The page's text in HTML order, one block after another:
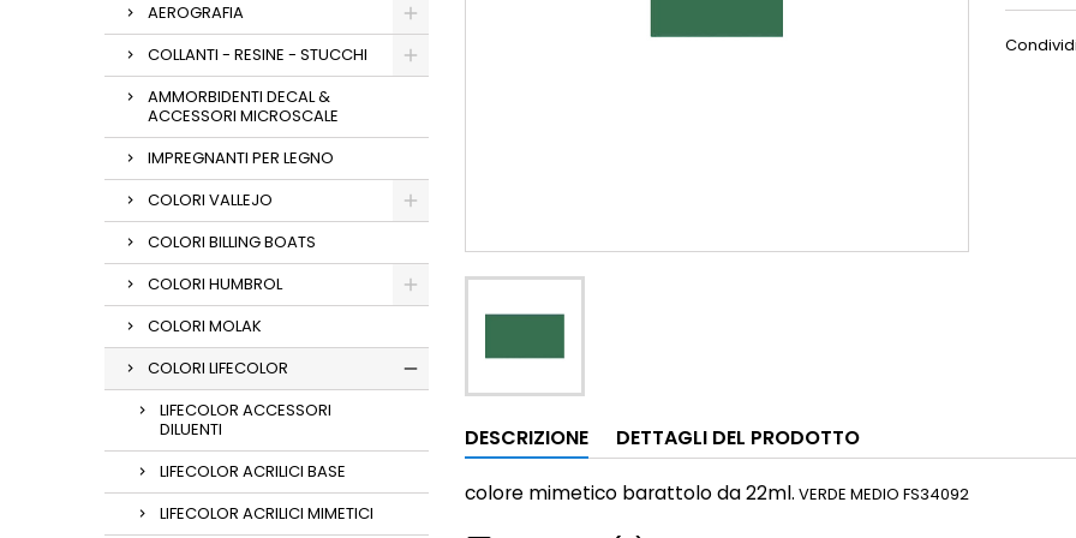
AEROGRAFIA
COLLANTI - RESINE - STUCCHI
AMMORBIDENTI DECAL &
ACCESSORI MICROSCALE
IMPREGNANTI PER LEGNO
COLORI VALLEJO
COLORI BILLING BOATS
COLORI HUMBROL
COLORI MOLAK
COLORI LIFECOLOR
LIFECOLOR ACCESSORI
DILUENTI
LIFECOLOR ACRILICI BASE
LIFECOLOR ACRILICI MIMETICI
DESCRIZIONE DETTAGLI DEL PRODOTTO
colore mimetico barattolo da 22ml. VERDE MEDIO FS34092